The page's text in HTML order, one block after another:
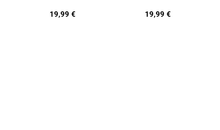
19,99 € 19,99 €